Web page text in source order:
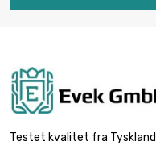
lengde : 100 Meter
Testet kvalitet fra Tyskland